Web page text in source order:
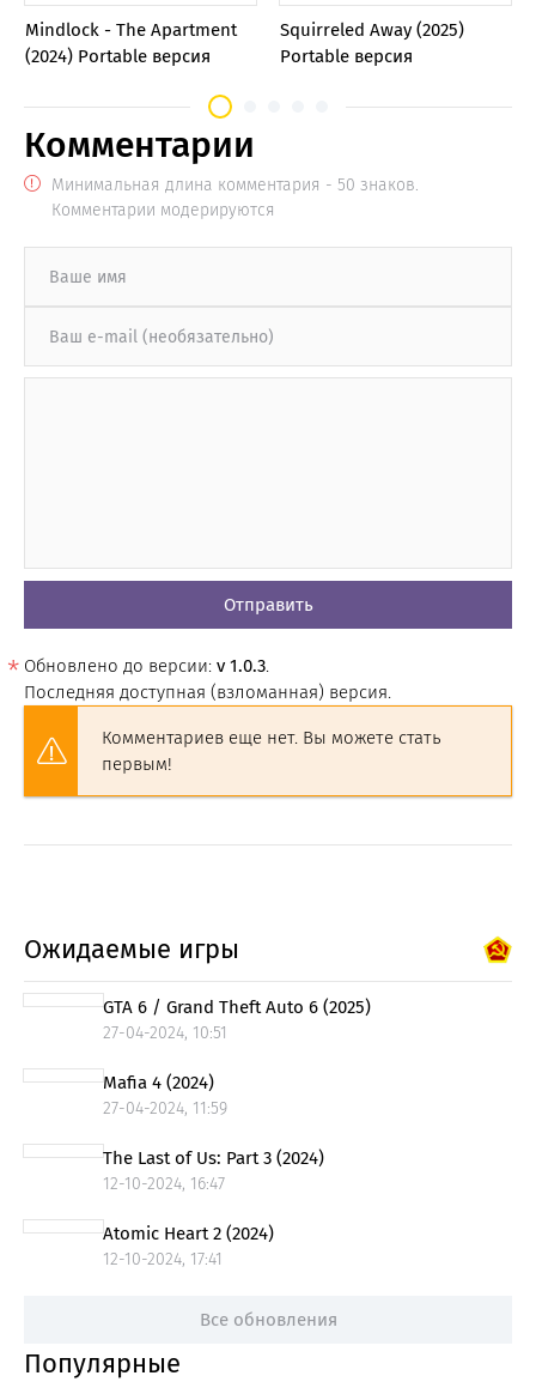
Mindlock - The Apartment
(2024) Portable версия
Squirreled Away (2025)
Portable версия
Комментарии
Минимальная длина комментария - 50 знаков.
Комментарии модерируются
Отправить
Обновлено до версии: v 1.0.3.
Последняя доступная (взломанная) версия.
Комментариев еще нет. Вы можете стать
первым!
Ожидаемые игры
GTA 6 / Grand Theft Auto 6 (2025)
27-04-2024, 10:51
Mafia 4 (2024)
27-04-2024, 11:59
The Last of Us: Part 3 (2024)
12-10-2024, 16:47
Atomic Heart 2 (2024)
12-10-2024, 17:41
Все обновления
Популярные